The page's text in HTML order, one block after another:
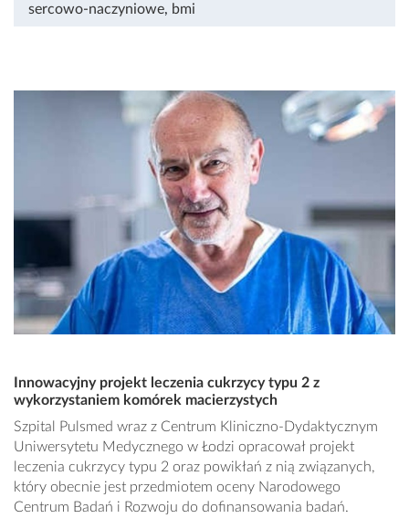
sercowo-naczyniowe, bmi
Innowacyjny projekt leczenia cukrzycy typu 2 z
wykorzystaniem komórek macierzystych
Szpital Pulsmed wraz z Centrum Kliniczno-Dydaktycznym
Uniwersytetu Medycznego w Łodzi opracował projekt
leczenia cukrzycy typu 2 oraz powikłań z nią związanych,
który obecnie jest przedmiotem oceny Narodowego
Centrum Badań i Rozwoju do dofinansowania badań.